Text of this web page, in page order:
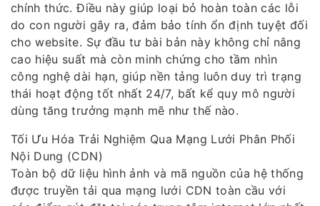
chính thức. Điều này giúp loại bỏ hoàn toàn các lỗi
do con người gây ra, đảm bảo tính ổn định tuyệt đối
cho website. Sự đầu tư bài bản này không chỉ nâng
cao hiệu suất mà còn minh chứng cho tầm nhìn
công nghệ dài hạn, giúp nền tảng luôn duy trì trạng
thái hoạt động tốt nhất 24/7, bất kể quy mô người
dùng tăng trưởng mạnh mẽ như thế nào.
Tối Ưu Hóa Trải Nghiệm Qua Mạng Lưới Phân Phối
Nội Dung (CDN)
Toàn bộ dữ liệu hình ảnh và mã nguồn của hệ thống
được truyền tải qua mạng lưới CDN toàn cầu với